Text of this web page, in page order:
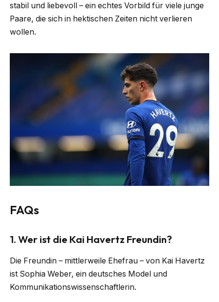
stabil und liebevoll – ein echtes Vorbild für viele junge
Paare, die sich in hektischen Zeiten nicht verlieren
wollen.
FAQs
1. Wer ist die Kai Havertz Freundin?
Die Freundin – mittlerweile Ehefrau – von Kai Havertz
ist Sophia Weber, ein deutsches Model und
Kommunikationswissenschaftlerin.